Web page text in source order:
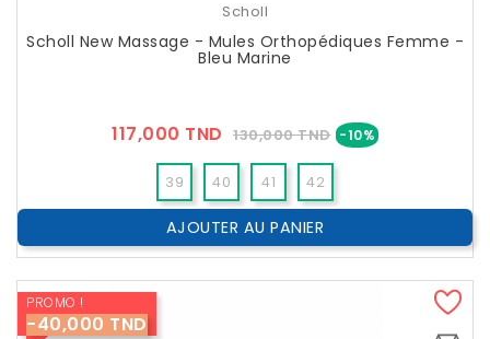
Scholl
Scholl New Massage - Mules Orthopédiques Femme -
Bleu Marine
117,000 TND Prix
Public
130,000 TND -10%Prix
39 40 41 42
AJOUTER AU PANIER
PROMO !
-40,000 TND